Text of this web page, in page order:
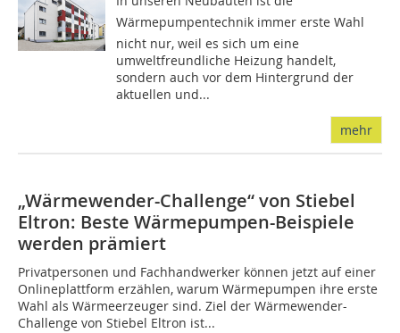
Wärmepumpentechnik immer erste Wahl 
nicht nur, weil es sich um eine
umweltfreundliche Heizung handelt,
sondern auch vor dem Hintergrund der
aktuellen und...
mehr
„Wärmewender-Challenge“ von Stiebel
Eltron: Beste Wärmepumpen-Beispiele
werden prämiert
Privatpersonen und Fachhandwerker können jetzt auf einer
Onlineplattform erzählen, warum Wärmepumpen ihre erste
Wahl als Wärmeerzeuger sind. Ziel der Wärmewender-
Challenge von Stiebel Eltron ist...